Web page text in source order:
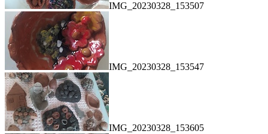
IMG_20230328_153507
IMG_20230328_153547
IMG_20230328_153605